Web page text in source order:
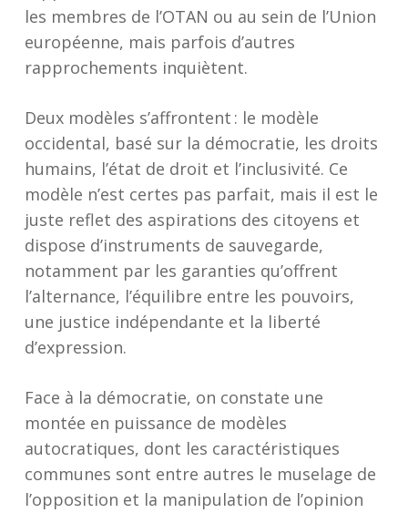
les membres de l’OTAN ou au sein de l’Union
européenne, mais parfois d’autres
rapprochements inquiètent.
Deux modèles s’affrontent : le modèle
occidental, basé sur la démocratie, les droits
humains, l’état de droit et l’inclusivité. Ce
modèle n’est certes pas parfait, mais il est le
juste reflet des aspirations des citoyens et
dispose d’instruments de sauvegarde,
notamment par les garanties qu’offrent
l’alternance, l’équilibre entre les pouvoirs,
une justice indépendante et la liberté
d’expression.
Face à la démocratie, on constate une
montée en puissance de modèles
autocratiques, dont les caractéristiques
communes sont entre autres le muselage de
l’opposition et la manipulation de l’opinion